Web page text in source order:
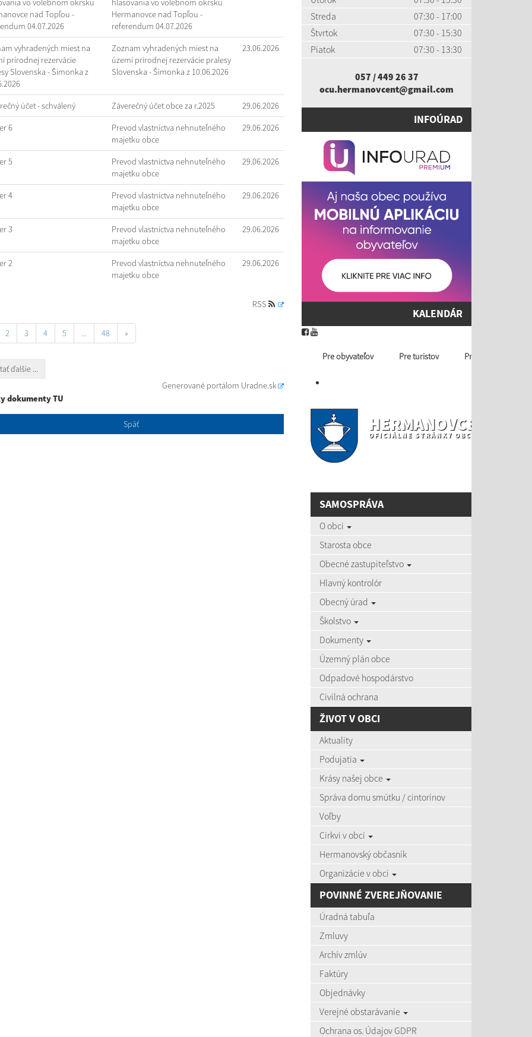
vo volebnom okrsku
nad Topľou -
04.07.2026
hlasovania vo volebnom okrsku
Hermanovce nad Topľou -
referendum 04.07.2026
vyhradených miest na
prírodnej rezervácie
Slovenska - Šimonka z
Zoznam vyhradených miest na
území prírodnej rezervácie pralesy
Slovenska - Šimonka z 10.06.2026
23.06.2026
účet - schválený Záverečný účet obce za r.2025 29.06.2026
6
Prevod vlastníctva nehnuteľného
majetku obce
29.06.2026
5
Prevod vlastníctva nehnuteľného
majetku obce
29.06.2026
4
Prevod vlastníctva nehnuteľného
majetku obce
29.06.2026
3
Prevod vlastníctva nehnuteľného
majetku obce
29.06.2026
2
Prevod vlastníctva nehnuteľného
majetku obce
29.06.2026
RSS
2 3 4 5 ... 48 »
ďalšie ...
Generované portálom Uradne.sk
dokumenty TU
Späť
Streda
07:30 - 17:00
Štvrtok
07:30 - 15:30
Piatok
07:30 - 13:30
057 / 449 26 37
ocu.hermanovcent@gmail.com
INFOÚRAD
KALENDÁR
Pre obyvateľov Pre turistov Profil ver.
HERMANOVCE NAD
OFICIÁLNE STRÁNKY OBCE
SAMOSPRÁVA
O obci
Starosta obce
Obecné zastupiteľstvo
Hlavný kontrolór
Obecný úrad
Školstvo
Dokumenty
Územný plán obce
Odpadové hospodárstvo
Civilná ochrana
ŽIVOT V OBCI
Aktuality
Podujatia
Krásy našej obce
Správa domu smútku / cintorínov
Voľby
Cirkvi v obci
Hermanovský občasník
Organizácie v obci
POVINNÉ ZVEREJŇOVANIE
Úradná tabuľa
Zmluvy
Archív zmlúv
Faktúry
Objednávky
Verejné obstarávanie
Ochrana os. Údajov GDPR